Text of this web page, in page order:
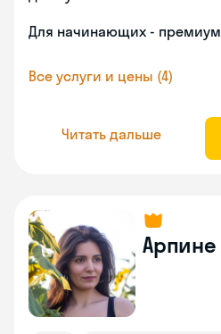
Для начинающих - премиум
Все услуги и цены (4)
Читать дальше
Арпине